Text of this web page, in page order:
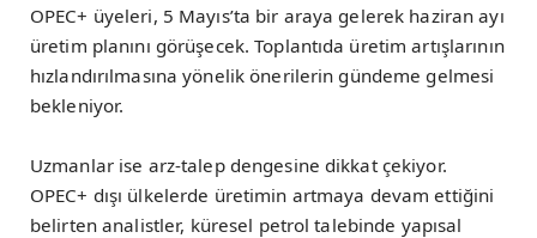
OPEC+ üyeleri, 5 Mayıs’ta bir araya gelerek haziran ayı
üretim planını görüşecek. Toplantıda üretim artışlarının
hızlandırılmasına yönelik önerilerin gündeme gelmesi
bekleniyor.
Uzmanlar ise arz-talep dengesine dikkat çekiyor.
OPEC+ dışı ülkelerde üretimin artmaya devam ettiğini
belirten analistler, küresel petrol talebinde yapısal